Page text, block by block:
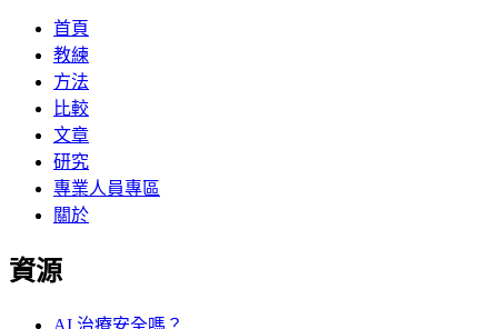
首頁
教練
方法
比較
文章
研究
專業人員專區
關於
資源